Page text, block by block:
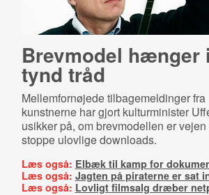
Brevmodel hænger i
tynd tråd
Mellemfornøjede tilbagemeldinger fra
kunstnerne har gjort kulturminister
usikker på, om brevmodellen er vejen
stoppe ulovlige downloads.
Læs også: Elbæk til kamp for
Læs også: Jagten på piraterne er sat
Læs også: Lovligt filmsalg dræber